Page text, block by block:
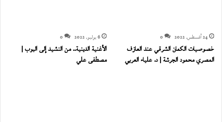
24 أغسطس، 2022 0
خصوصيات الكمان الشرقي عند العازف
المصري محمود الجرشة | د. علياء العربي
6 يوليو، 2022 0
الأغنية الدينية.. من النشيد إلى البوب |
مصطفى علي